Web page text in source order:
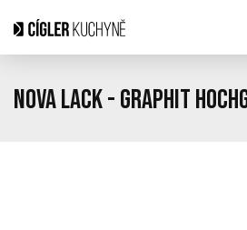
Nova lack - Graphit